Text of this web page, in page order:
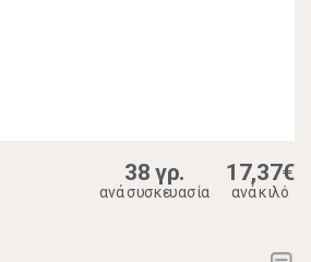
38 γρ.
ανά συσκευασία
17,37€
ανά κιλό